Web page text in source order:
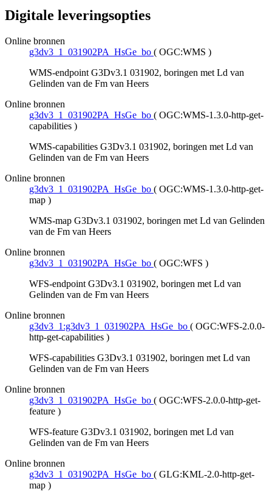
Digitale leveringsopties
Online bronnen
g3dv3_1_031902PA_HsGe_bo ( OGC:WMS )
WMS-endpoint G3Dv3.1 031902, boringen met Ld van
Gelinden van de Fm van Heers
Online bronnen
g3dv3_1_031902PA_HsGe_bo ( OGC:WMS-1.3.0-http-get-
capabilities )
WMS-capabilities G3Dv3.1 031902, boringen met Ld van
Gelinden van de Fm van Heers
Online bronnen
g3dv3_1_031902PA_HsGe_bo ( OGC:WMS-1.3.0-http-get-
map )
WMS-map G3Dv3.1 031902, boringen met Ld van Gelinden
van de Fm van Heers
Online bronnen
g3dv3_1_031902PA_HsGe_bo ( OGC:WFS )
WFS-endpoint G3Dv3.1 031902, boringen met Ld van
Gelinden van de Fm van Heers
Online bronnen
g3dv3_1:g3dv3_1_031902PA_HsGe_bo ( OGC:WFS-2.0.0-
http-get-capabilities )
WFS-capabilities G3Dv3.1 031902, boringen met Ld van
Gelinden van de Fm van Heers
Online bronnen
g3dv3_1_031902PA_HsGe_bo ( OGC:WFS-2.0.0-http-get-
feature )
WFS-feature G3Dv3.1 031902, boringen met Ld van
Gelinden van de Fm van Heers
Online bronnen
g3dv3_1_031902PA_HsGe_bo ( GLG:KML-2.0-http-get-
map )